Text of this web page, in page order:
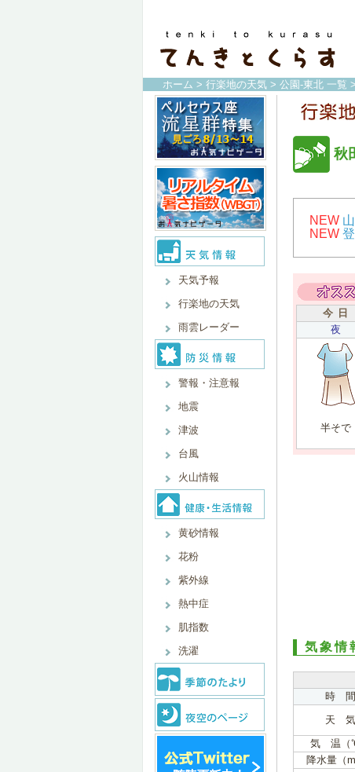
ホーム > 行楽地の天気 > 公園-東北 一覧
天気予報
行楽地の天気
雨雲レーダー
警報・注意報
地震
津波
台風
火山情報
黄砂情報
花粉
紫外線
熱中症
肌指数
洗濯
秋
NEW
NEW
今 日
夜
半そで
気象情
時 間
天 気
気 温（
降水量（